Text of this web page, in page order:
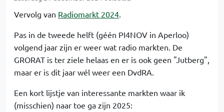
Vervolg van Radiomarkt 2024.
Pas in de tweede helft (géén PI4NOV in Aperloo)
volgend jaar zijn er weer wat radio markten. De
GRORAT is ter ziele helaas en er is ook geen "Jutberg",
maar er is dit jaar wél weer een DvdRA.
Een kort lijstje van interessante markten waar ik
(misschien) naar toe ga zijn 2025: